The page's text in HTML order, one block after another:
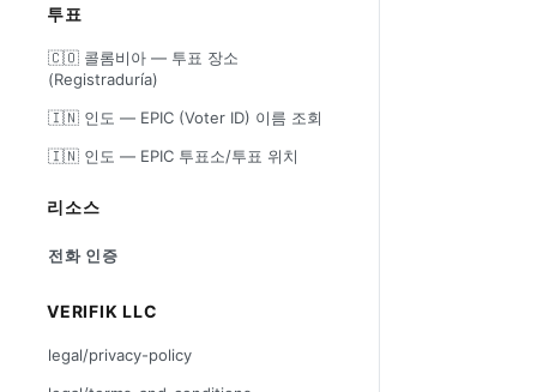
투표
🇨🇴 콜롬비아 — 투표 장소
(Registraduría)
🇮🇳 인도 — EPIC (Voter ID) 이름 조회
🇮🇳 인도 — EPIC 투표소/투표 위치
리소스
전화 인증
VERIFIK LLC
legal/privacy-policy